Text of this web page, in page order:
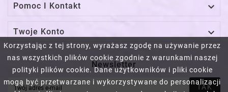
Korzystając z tej strony, wyrażasz zgodę na używanie przez
nas wszystkich plików cookie zgodnie z warunkami naszej
polityki plików cookie. Dane użytkowników i pliki cookie
mogą być przetwarzane i wykorzystywane do personalizacji
Pomoc I Kontakt 
Twoje Konto 
Newsletter
TAK